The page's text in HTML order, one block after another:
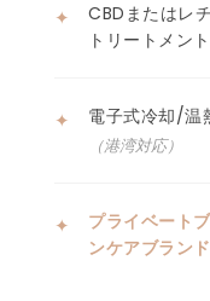
✦
CBDまたはレ
トリートメント
✦ 電子式冷却/温
（港湾対応）
✦
プライベート
ンケアブランド